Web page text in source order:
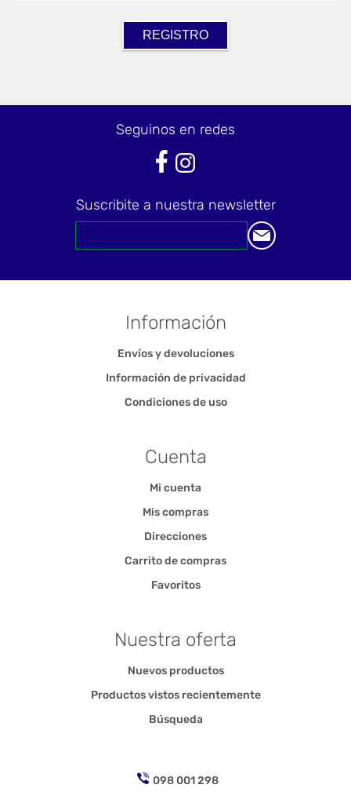
Seguinos en redes
Suscribite a nuestra newsletter
Información
Envíos y devoluciones
Información de privacidad
Condiciones de uso
Cuenta
Mi cuenta
Mis compras
Direcciones
Carrito de compras
Favoritos
Nuestra oferta
Nuevos productos
Productos vistos recientemente
Búsqueda
098 001 298